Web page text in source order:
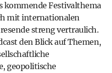
kommende Festivalthema
mit internationalen
streng vertraulich.
den Blick auf Themen,
geopolitische